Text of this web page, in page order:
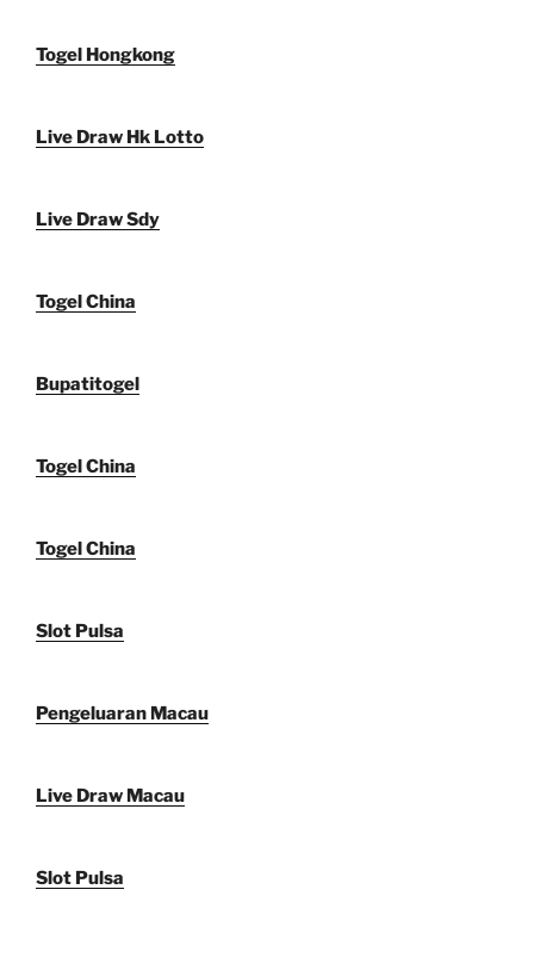
Togel Hongkong
Live Draw Hk Lotto
Live Draw Sdy
Togel China
Bupatitogel
Togel China
Togel China
Slot Pulsa
Pengeluaran Macau
Live Draw Macau
Slot Pulsa